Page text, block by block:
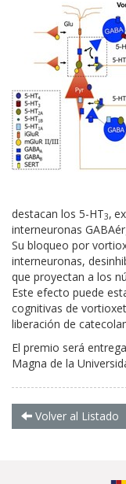
destacan los 5-HT3,
interneuronas
Su bloqueo por
interneuronas,
que proyectan a los
Este efecto puede
cognitivas de
liberación de
El premio será
Magna de la
Volver al Listado